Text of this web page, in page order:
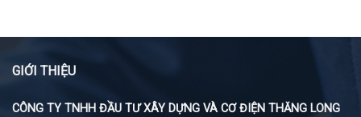
GIỚI THIỆU
CÔNG TY TNHH ĐẦU TƯ XÂY DỰNG VÀ CƠ ĐIỆN THĂNG LONG